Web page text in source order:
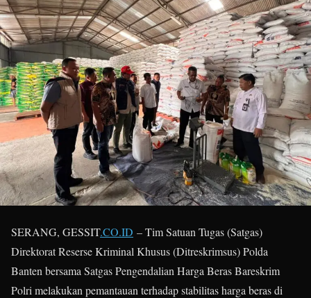
SERANG, GESSIT.CO.ID – Tim Satuan Tugas (Satgas)
Direktorat Reserse Kriminal Khusus (Ditreskrimsus) Polda
Banten bersama Satgas Pengendalian Harga Beras Bareskrim
Polri melakukan pemantauan terhadap stabilitas harga beras di